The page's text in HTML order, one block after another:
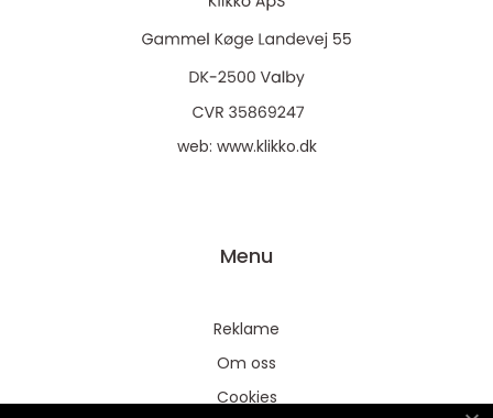
web: www.klikko.dk
Menu
Reklame
Om oss
Cookies